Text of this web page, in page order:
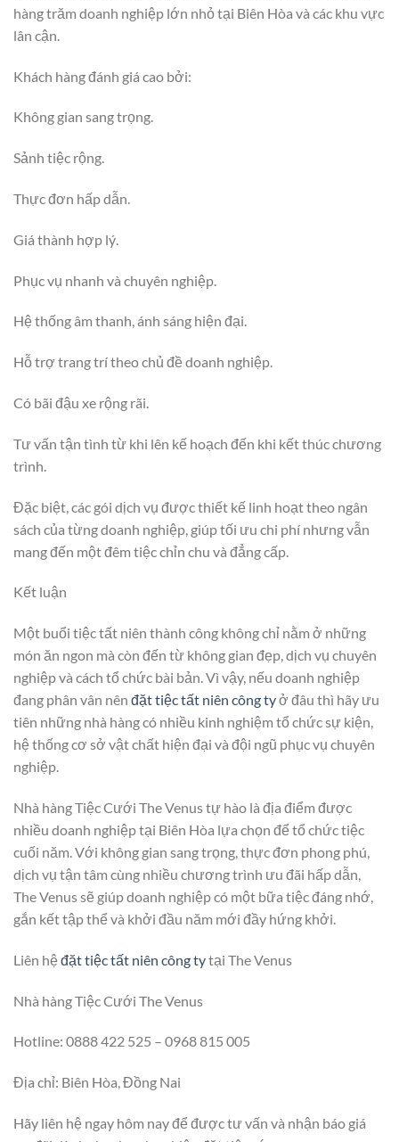
hàng trăm doanh nghiệp lớn nhỏ tại Biên Hòa và các khu vực
lân cận.
Khách hàng đánh giá cao bởi:
Không gian sang trọng.
Sảnh tiệc rộng.
Thực đơn hấp dẫn.
Giá thành hợp lý.
Phục vụ nhanh và chuyên nghiệp.
Hệ thống âm thanh, ánh sáng hiện đại.
Hỗ trợ trang trí theo chủ đề doanh nghiệp.
Có bãi đậu xe rộng rãi.
Tư vấn tận tình từ khi lên kế hoạch đến khi kết thúc chương
trình.
Đặc biệt, các gói dịch vụ được thiết kế linh hoạt theo ngân
sách của từng doanh nghiệp, giúp tối ưu chi phí nhưng vẫn
mang đến một đêm tiệc chỉn chu và đẳng cấp.
Kết luận
Một buổi tiệc tất niên thành công không chỉ nằm ở những
món ăn ngon mà còn đến từ không gian đẹp, dịch vụ chuyên
nghiệp và cách tổ chức bài bản. Vì vậy, nếu doanh nghiệp
đang phân vân nên đặt tiệc tất niên công tyở đâu thì hãy ưu
tiên những nhà hàng có nhiều kinh nghiệm tổ chức sự kiện,
hệ thống cơ sở vật chất hiện đại và đội ngũ phục vụ chuyên
nghiệp.
Nhà hàng Tiệc Cưới The Venus tự hào là địa điểm được
nhiều doanh nghiệp tại Biên Hòa lựa chọn để tổ chức tiệc
cuối năm. Với không gian sang trọng, thực đơn phong phú,
dịch vụ tận tâm cùng nhiều chương trình ưu đãi hấp dẫn,
The Venus sẽ giúp doanh nghiệp có một bữa tiệc đáng nhớ,
gắn kết tập thể và khởi đầu năm mới đầy hứng khởi.
Liên hệ đặt tiệc tất niên công tytại The Venus
Nhà hàng Tiệc Cưới The Venus
Hotline: 0888 422 525 – 0968 815 005
Địa chỉ: Biên Hòa, Đồng Nai
Hãy liên hệ ngay hôm nay để được tư vấn và nhận báo giá